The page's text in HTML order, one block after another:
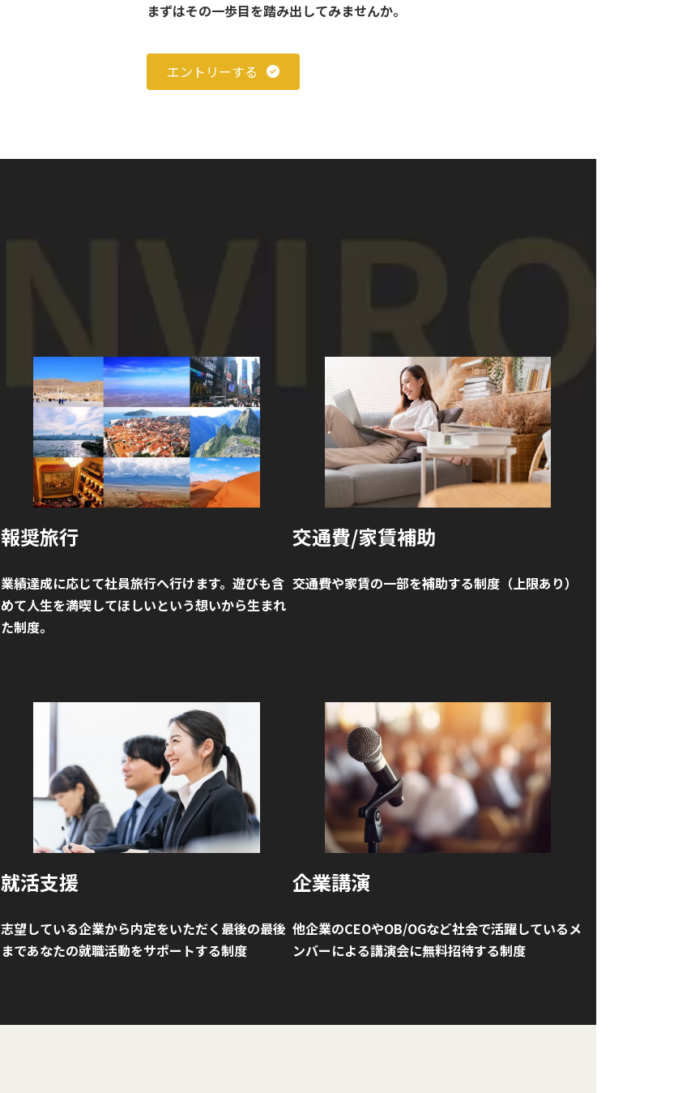
まずはその一歩目を踏み出してみませんか。
エントリーする
報奨旅行
業績達成に応じて社員旅行へ行けます。遊びも含
めて人生を満喫してほしいという想いから生まれ
た制度。
交通費/家賃補助
交通費や家賃の一部を補助する制度（上限あり）
就活支援
志望している企業から内定をいただく最後の最後
まであなたの就職活動をサポートする制度
企業講演
他企業のCEOやOB/OGなど社会で活躍しているメ
ンバーによる講演会に無料招待する制度